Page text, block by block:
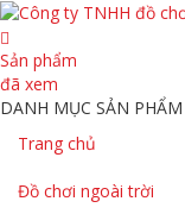
Sản phẩm
đã xem
DANH MỤC SẢN PHẨM
Trang chủ
Đồ chơi ngoài trời